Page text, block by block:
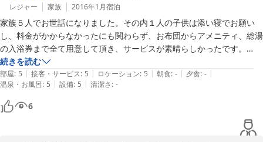
2016-01-19
レジャー 家族 2016年1月宿泊
家族５人でお世話になりました。その内１人の子供は添い寝でお願い
し、料金がかからなかったにも関わらず、お布団からアメニティ、総湯
の入浴券まで全て用意して頂き、サービスが素晴らしかったです。
お部屋も二間続きのお部屋を用意して頂き、とても広く綺麗で、こんな
にお安くていいのかと恐縮してしまうほどでした。
滞在中ペットボトルのお水は自由に利用でき、プランについていた能登
ミルクの飲むヨーグルトも濃厚で大変美味しかったです。
フロントの方も笑顔が素敵な親切な方でした。
近隣の大きな旅館に泊まるのもいいですが、素泊まりで食事は外で自由
続きを読む
部屋: 5 | 接客・サービス: 5 | ロケーション: 5 | 朝食: - | 夕食: - |
温泉・お風呂: 5 | 設備: 5 | 清潔さ: -
6